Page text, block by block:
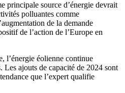
principale source d’énergie devrait
polluantes comme
de la demande
de l’action de l’Europe en
l’énergie éolienne continue
Les ajouts de capacité de 2024 sont
que l’expert qualifie